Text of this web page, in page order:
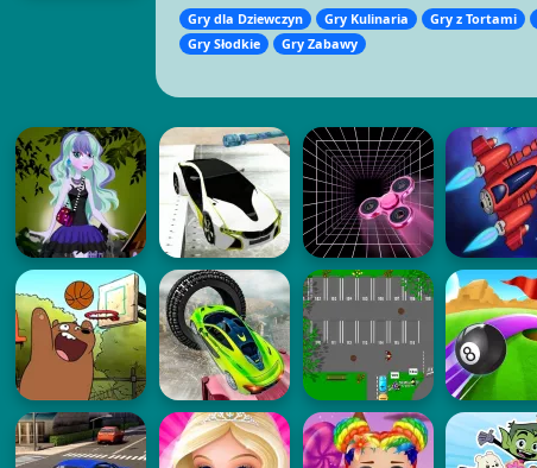
Gry dla Dziewczyn Gry Kulinaria Gry z Tortami
Gry Słodkie
Gry Zabawy